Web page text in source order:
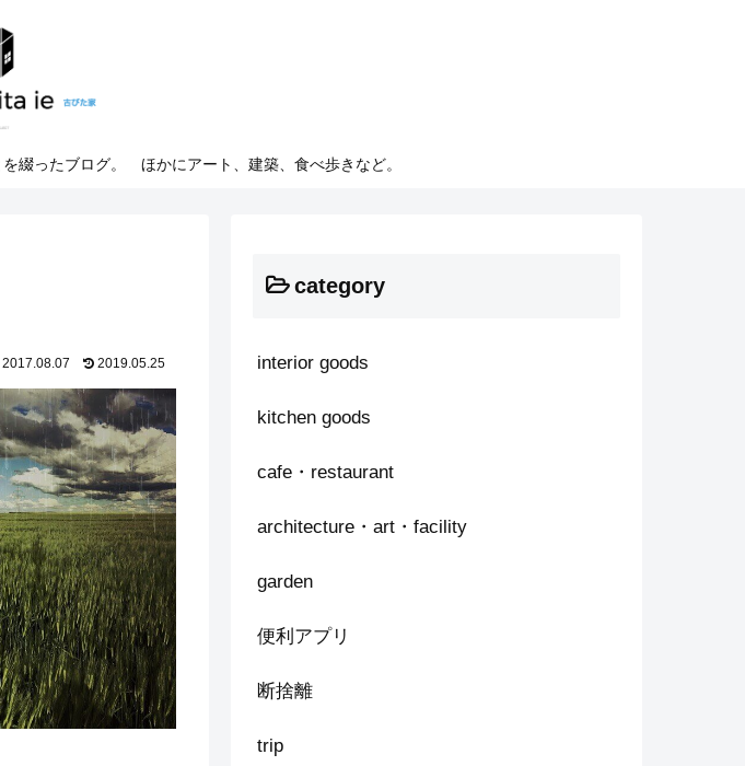
綴ったブログ。 ほかにアート、建築、食べ歩きなど。
2017.08.07 2019.05.25
category
interior goods
kitchen goods
cafe・restaurant
architecture・art・facility
garden
便利アプリ
断捨離
trip